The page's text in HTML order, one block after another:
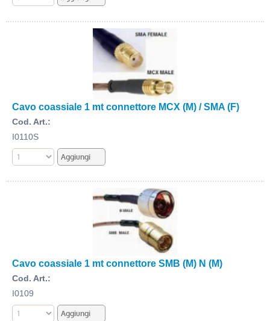
Cavo coassiale 1 mt connettore MCX (M) / SMA (F)
Cod. Art.:
I0110S
Cavo coassiale 1 mt connettore SMB (M) N (M)
Cod. Art.:
I0109